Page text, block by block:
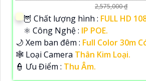
2,575,000 ₫
🦉 Chất lượng hình : FULL HD
⚛️ Công Nghệ : IP POE.
🌙 Xem ban đêm : Full Color 30m
🕸️ Loại Camera Thân Kim Loại.
️👮 Ưu Điểm : Thu Âm.